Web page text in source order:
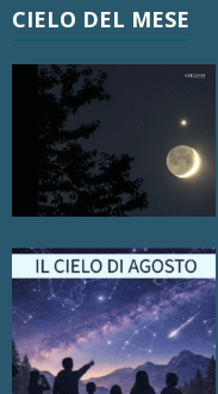
CIELO DEL MESE